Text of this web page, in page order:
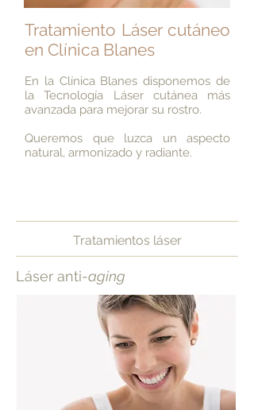
Tratamiento Láser cutáneo
en Clínica Blanes
En la Clínica Blanes disponemos de
la Tecnología Láser cutánea más
avanzada para mejorar su rostro.
Queremos que luzca un aspecto
natural, armonizado y radiante.
Tratamientos láser
Láser anti-aging